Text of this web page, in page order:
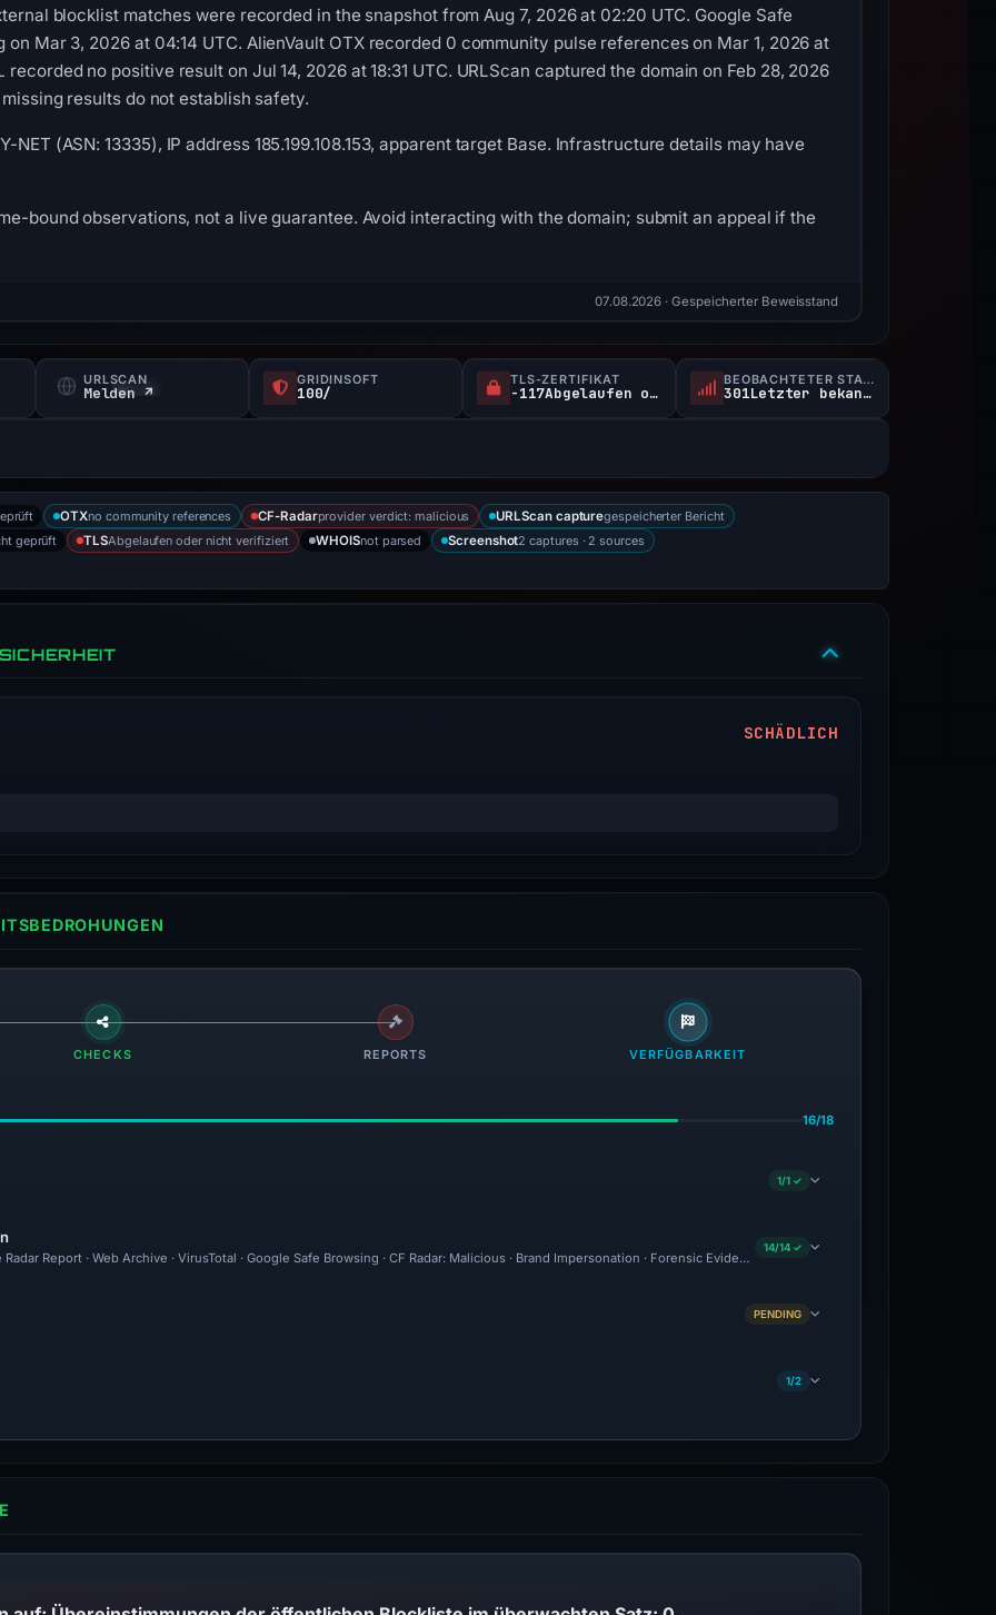
blocklist matches were recorded in the snapshot from Aug 7, 2026 at 02:20 UTC. Google Safe
Mar 3, 2026 at 04:14 UTC. AlienVault OTX recorded 0 community pulse references on Mar 1, 2026 at
recorded no positive result on Jul 14, 2026 at 18:31 UTC. URLScan captured the domain on Feb 28, 2026
results do not establish safety.
NET (ASN: 13335), IP address 185.199.108.153, apparent target Base. Infrastructure details may have
bound observations, not a live guarantee. Avoid interacting with the domain; submit an appeal if the
07.08.2026 · Gespeicherter Beweisstand
URLSCAN
Melden ↗
GRIDINSOFT
100/
TLS-ZERTIFIKAT
-117Abgelaufen oder nicht verifiziert d
BEOBACHTETER STATUS
301Letzter bekanntermaßen aktiv
OTXno community references CF-Radarprovider verdict: malicious URLScan capturegespeicherter Bericht
geprüft
TLSAbgelaufen oder nicht verifiziert WHOISnot parsed Screenshot2 captures · 2 sources
SCHÄDLICH
CHECKS REPORTS VERFÜGBARKEIT
16/18
1/1 ✓
Radar Report · Web Archive · VirusTotal · Google Safe Browsing · CF Radar: Malicious · Brand Impersonation · Forensic Evidence Collected · Technical Analysis
14/14 ✓
PENDING
1/2